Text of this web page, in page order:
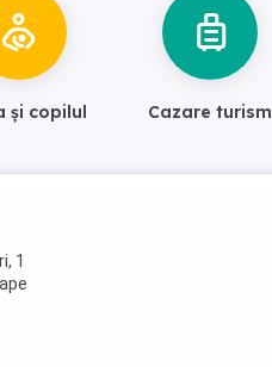
și copilul Cazare turism
1